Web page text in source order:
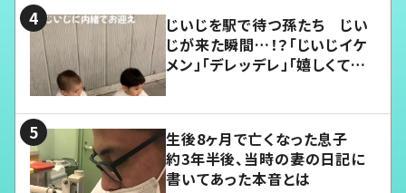
じいじを駅で待つ孫たち じい
じが来た瞬間…！？「じいじイケ
メン」「デレッデレ」「嬉しくて可
生後8ヶ月で亡くなった息子
約3年半後、当時の妻の日記に
書いてあった本音とは